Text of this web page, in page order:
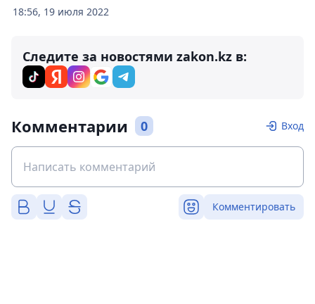
18:56, 19 июля 2022
Следите за новостями zakon.kz в:
Комментарии 0 Вход
Комментировать